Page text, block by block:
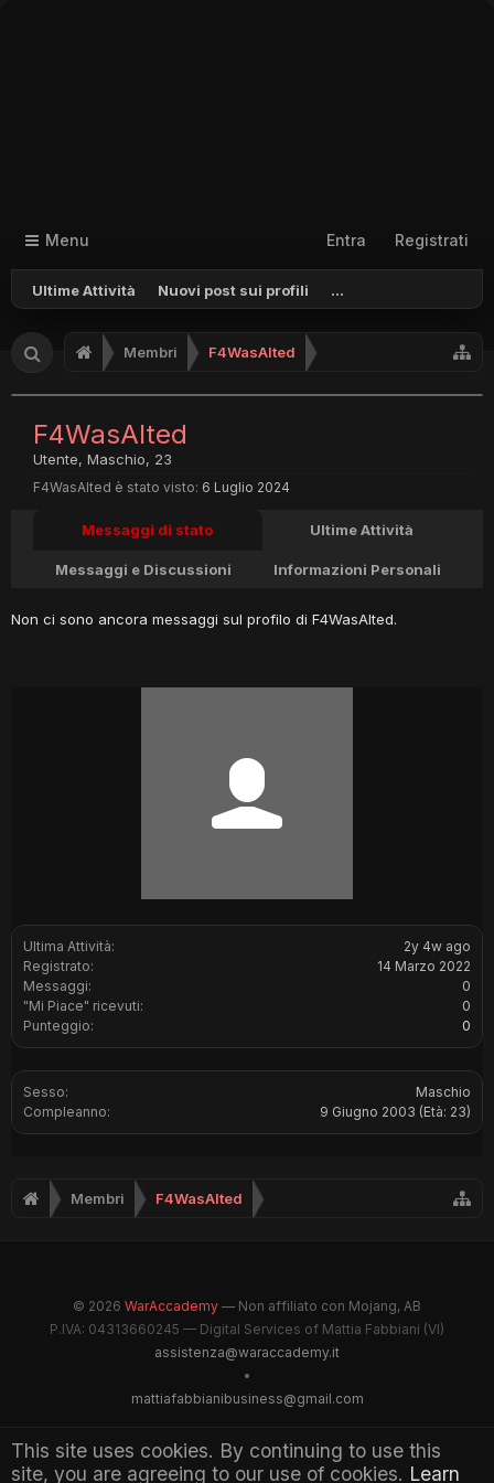
Menu
Ultime Attività Nuovi post sui profili ...
Entra Registrati
Membri F4WasAlted
This site uses cookies. By continuing to use this
site, you are agreeing to our use of cookies. Learn
Ultima Attività:
2y 4w ago
Registrato:
14 Marzo 2022
Messaggi:
0
"Mi Piace" ricevuti:
0
Punteggio:
0
Sesso:
Maschio
Compleanno:
9 Giugno 2003 (Età: 23)
F4WasAlted
Utente, Maschio, 23
F4WasAlted è stato visto: 6 Luglio 2024
Messaggi di stato Ultime Attività
Messaggi e Discussioni Informazioni Personali
Non ci sono ancora messaggi sul profilo di F4WasAlted.
Membri F4WasAlted
© 2026 WarAccademy — Non affiliato con Mojang, AB
P.IVA: 04313660245 — Digital Services of Mattia Fabbiani (VI)
assistenza@waraccademy.it
•
mattiafabbianibusiness@gmail.com
@GhostFabbyz
Maintained by WarAccademy Administrators